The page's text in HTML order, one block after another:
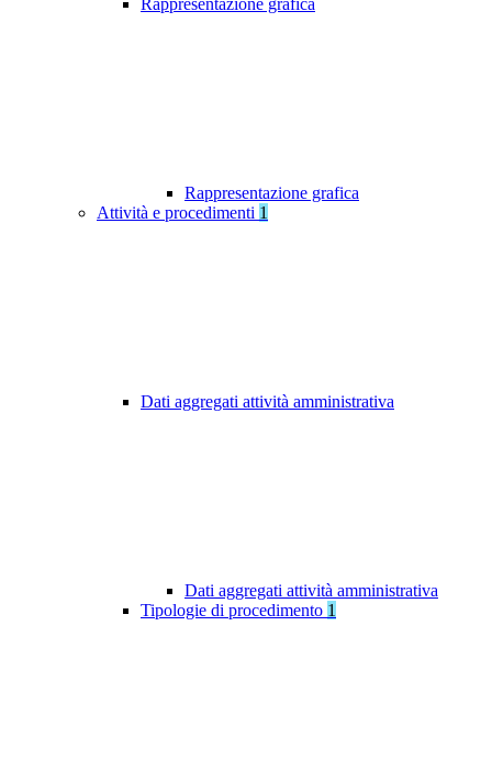
Rappresentazione grafica
Rappresentazione grafica
Attività e procedimenti 1
Dati aggregati attività amministrativa
Dati aggregati attività amministrativa
Tipologie di procedimento 1